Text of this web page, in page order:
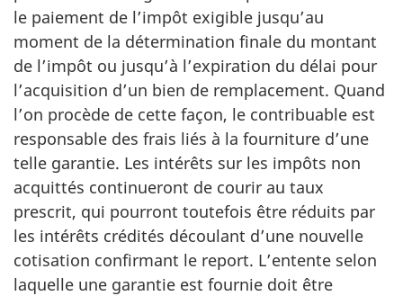
le paiement de l’impôt exigible jusqu’au
moment de la détermination finale du montant
de l’impôt ou jusqu’à l’expiration du délai pour
l’acquisition d’un bien de remplacement. Quand
l’on procède de cette façon, le contribuable est
responsable des frais liés à la fourniture d’une
telle garantie. Les intérêts sur les impôts non
acquittés continueront de courir au taux
prescrit, qui pourront toutefois être réduits par
les intérêts crédités découlant d’une nouvelle
cotisation confirmant le report. L’entente selon
laquelle une garantie est fournie doit être